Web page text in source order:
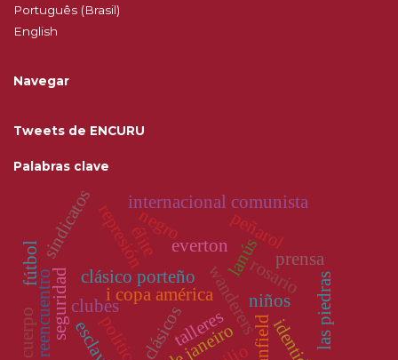
Português (Brasil)
English
Navegar
Tweets de ENCURU
Palabras clave
represión
i copa américa
everton
wanderers
clásicostalleres
lanús
banfield
clubes
seguridad rosario
clásico porteño
élite
negro
internacional comunista
peñarol
prensa
política
reencuentro niños
sindicatos
las piedras
fútbol
cuerpo